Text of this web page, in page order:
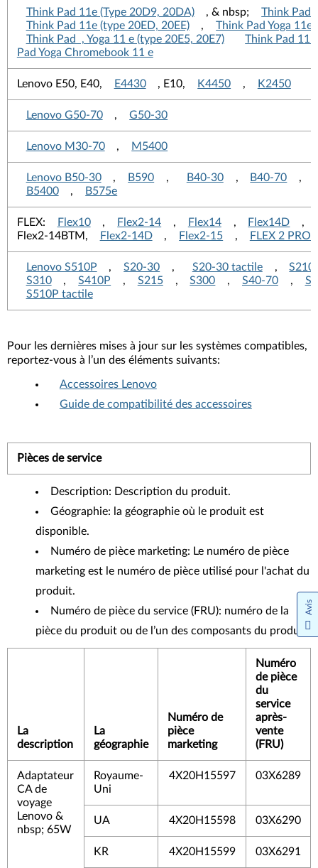
Think Pad 11e (Type 20D9, 20DA) , & nbsp;
Think Pad
Think Pad 11e (type 20ED, 20EE)
,
Think Pad Yoga
Think Pad , Yoga 11 e (type 20E5, 20E7)
Think Pad 11
Pad Yoga Chromebook 11 e
Lenovo E50, E40, E4430 , E10, K4450 , K2450
Lenovo G50-70 , G50-30
Lenovo M30-70 , M5400
Lenovo B50-30 , B590 , B40-30 , B40-70 ,
B5400
, B575e
FLEX: Flex10 , Flex2-14 , Flex14 , Flex14D ,
Flex2-14BTM,
Flex2-14D , Flex2-15 , FLEX 2 PRO-
Lenovo S510P , S20-30 , S20-30 tactile ,
S210
S310
, S410P , S215 , S300 , S40-70 ,
S510P tactile
Pour les dernières mises à jour sur les systèmes compatibles,
reportez-vous à l’un des éléments suivants:
Accessoires Lenovo
Guide de compatibilité des accessoires
Pièces de service
Description: Description du produit.
Géographie: la géographie où le produit est
disponible.
Numéro de pièce marketing: Le numéro de pièce
marketing est le numéro de pièce utilisé pour l'achat du
produit.
Numéro de pièce du service (FRU): numéro de la
pièce du produit ou de l’un des composants du produit.
La
description
La
géographie
Numéro de
pièce
marketing
Numéro
de pièce
du
service
après-
vente
(FRU)
Adaptateur
CA de
voyage
Lenovo &
nbsp; 65W
Royaume-
Uni
4X20H15597 03X6289
UA 4X20H15598 03X6290
KR 4X20H15599 03X6291
Avis